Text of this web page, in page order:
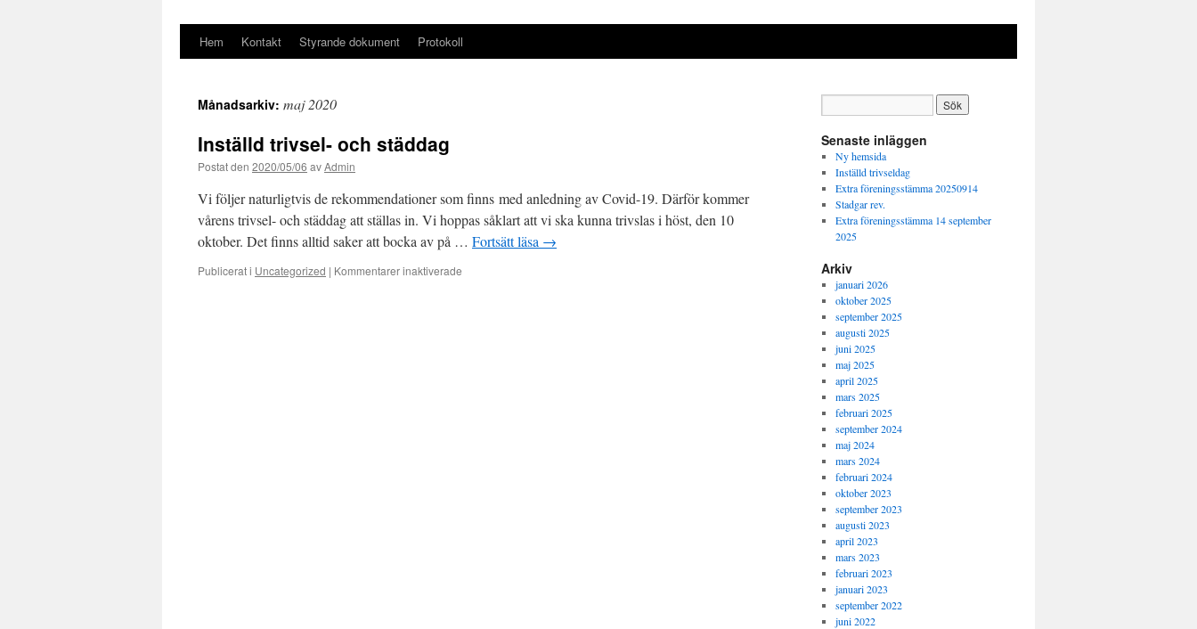
Hoppa
innehåll
Hem Kontakt Styrande dokument Protokoll
Månadsarkiv: maj 2020
Inställd trivsel- och städdag
Postat den 2020/05/06 avAdmin
Vi följer naturligtvis de rekommendationer som finns med anledning av Covid-19. Därför kommer
vårens trivsel- och städdag att ställas in. Vi hoppas såklart att vi ska kunna trivslas i höst, den 10
oktober. Det finns alltid saker att bocka av på … Fortsätt läsa →
Publicerat i Uncategorized | Kommentarer inaktiverade
Senaste inläggen
Ny hemsida
Inställd trivseldag
Extra föreningsstämma 20250914
Stadgar rev.
Extra föreningsstämma 14 september
2025
Arkiv
januari 2026
oktober 2025
september 2025
augusti 2025
juni 2025
maj 2025
april 2025
mars 2025
februari 2025
september 2024
maj 2024
mars 2024
februari 2024
oktober 2023
september 2023
augusti 2023
april 2023
mars 2023
februari 2023
januari 2023
september 2022
juni 2022